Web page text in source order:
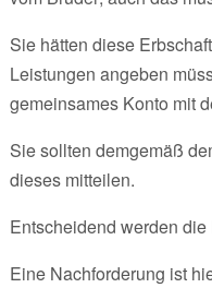
Sie hätten diese
Leistungen angeben
gemeinsames Konto mit
Sie sollten demgemäß
dieses mitteilen.
Entscheidend werden
Eine Nachforderung ist